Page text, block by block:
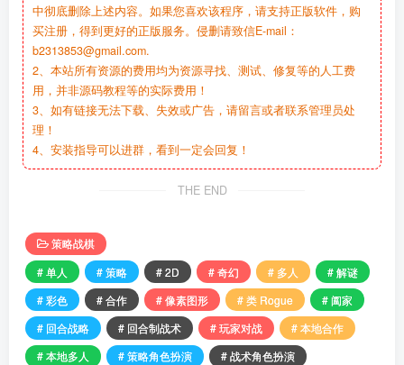
中彻底删除上述内容。如果您喜欢该程序，请支持正版软件，购
买注册，得到更好的正版服务。侵删请致信E-mail：
b2313853@gmail.com.
2、本站所有资源的费用均为资源寻找、测试、修复等的人工费
用，并非源码教程等的实际费用！
3、如有链接无法下载、失效或广告，请留言或者联系管理员处
理！
4、安装指导可以进群，看到一定会回复！
THE END
策略战棋
# 单人
# 策略 # 2D # 奇幻 # 多人
# 解谜
# 彩色
# 合作 # 像素图形 # 类 Rogue
# 阖家
# 回合战略
# 回合制战术 # 玩家对战
# 本地合作
# 本地多人
# 策略角色扮演
# 战术角色扮演